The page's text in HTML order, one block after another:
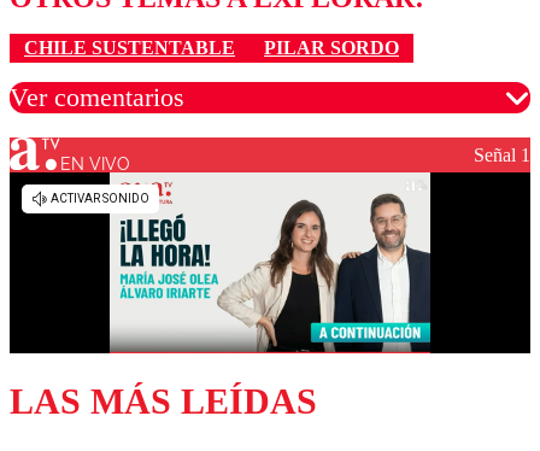
CHILE SUSTENTABLE PILAR SORDO
Ver comentarios
Los comentarios son moderados para garantizar un
diálogo respetuoso.
EN VIVO Señal 1
LAS MÁS LEÍDAS